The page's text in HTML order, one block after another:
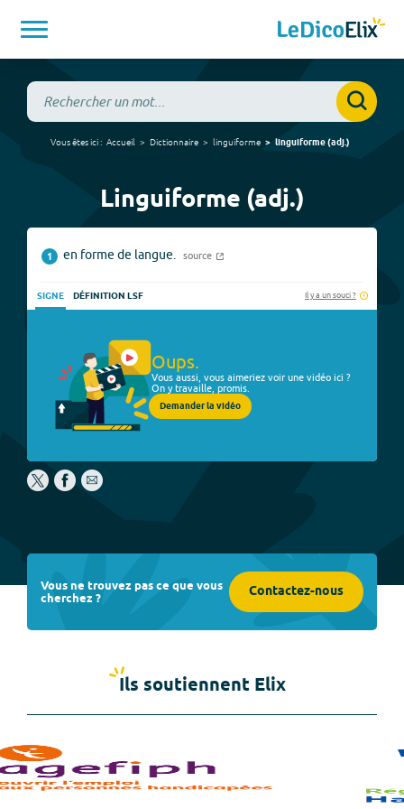
Vous êtes ici : Accueil Dictionnaire linguiforme linguiforme(adj.)
Linguiforme (adj.)
1 en forme de langue. source
SIGNE DÉFINITION LSF Il y a un souci ?
Oups.
Vous aussi, vous aimeriez voir une vidéo ici ?
On y travaille, promis.
Demander la vidéo
Vous ne trouvez pas ce que vous
cherchez ? Contactez-nous
Ils soutiennent Elix